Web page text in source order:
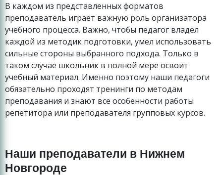
В каждом из представленных форматов
преподаватель играет важную роль организатора
учебного процесса. Важно, чтобы педагог владел
каждой из методик подготовки, умел использовать
сильные стороны выбранного подхода. Только в
таком случае школьник в полной мере освоит
учебный материал. Именно поэтому наши педагоги
обязательно проходят тренинги по методам
преподавания и знают все особенности работы
репетитора или преподавателя групповых курсов.
Наши преподаватели в Нижнем
Новгороде